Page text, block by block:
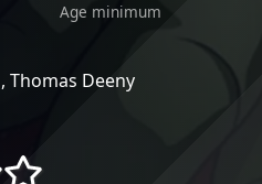
Age minimum
Thomas Deeny
()